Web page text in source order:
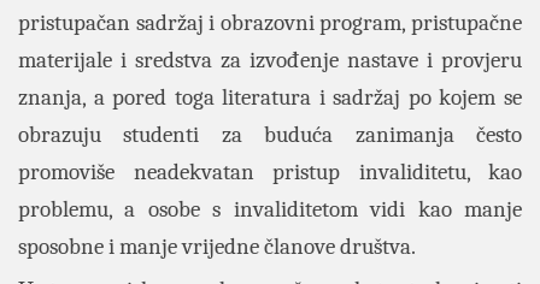
pristupačan sadržaj i obrazovni program, pristupačne
materijale i sredstva za izvođenje nastave i provjeru
znanja, a pored toga literatura i sadržaj po kojem se
obrazuju studenti za buduća zanimanja često
promoviše neadekvatan pristup invaliditetu, kao
problemu, a osobe s invaliditetom vidi kao manje
sposobne i manje vrijedne članove društva.